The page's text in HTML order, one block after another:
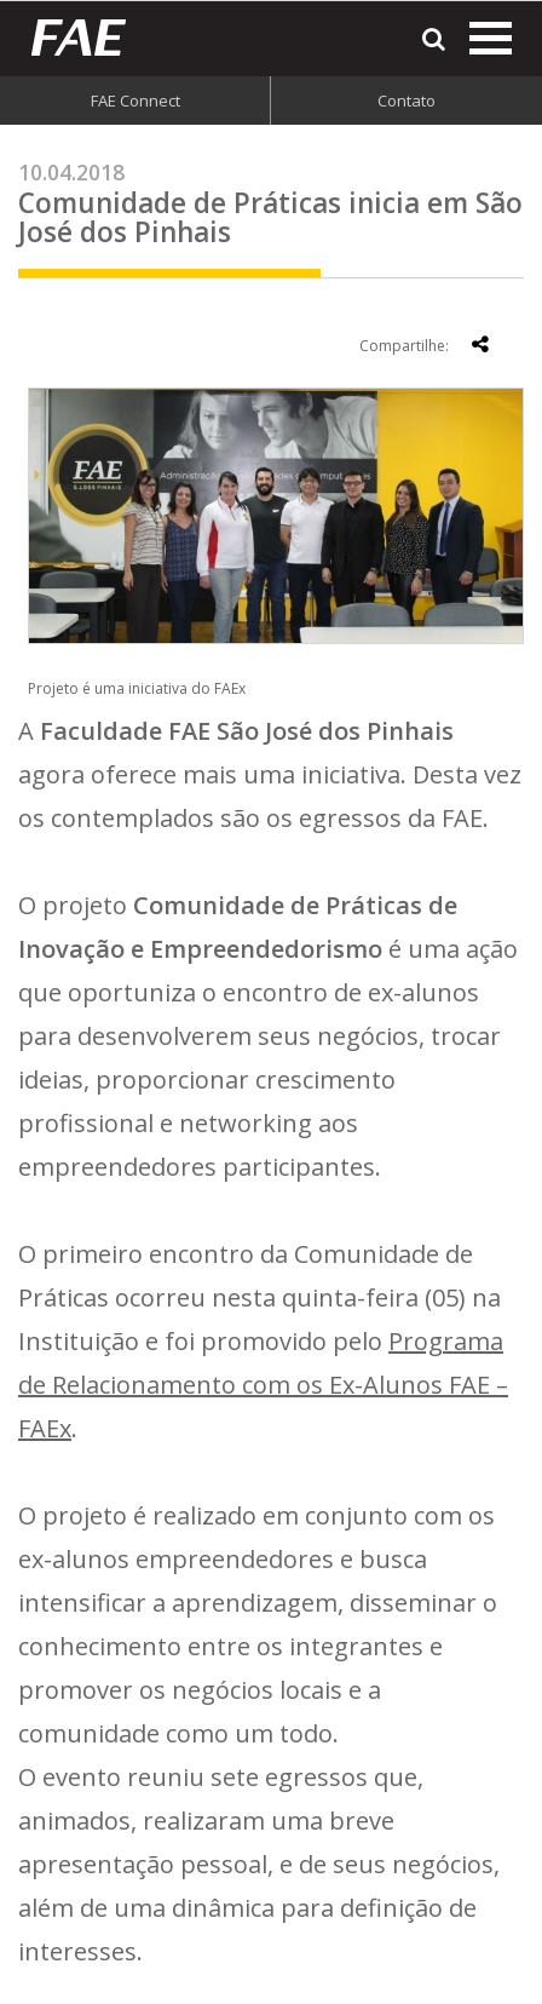
FAE Connect Contato
10.04.2018
Comunidade de Práticas inicia em São
José dos Pinhais
Compartilhe:
Projeto é uma iniciativa do FAEx
A Faculdade FAE São José dos Pinhais
agora oferece mais uma iniciativa. Desta vez
os contemplados são os egressos da FAE.
O projeto Comunidade de Práticas de
Inovação e Empreendedorismo é uma ação
que oportuniza o encontro de ex-alunos
para desenvolverem seus negócios, trocar
ideias, proporcionar crescimento
profissional e networking aos
empreendedores participantes.
O primeiro encontro da Comunidade de
Práticas ocorreu nesta quinta-feira (05) na
Instituição e foi promovido pelo Programa
de Relacionamento com os Ex-Alunos FAE –
FAEx.
O projeto é realizado em conjunto com os
ex-alunos empreendedores e busca
intensificar a aprendizagem, disseminar o
conhecimento entre os integrantes e
promover os negócios locais e a
comunidade como um todo.
O evento reuniu sete egressos que,
animados, realizaram uma breve
apresentação pessoal, e de seus negócios,
além de uma dinâmica para definição de
interesses.